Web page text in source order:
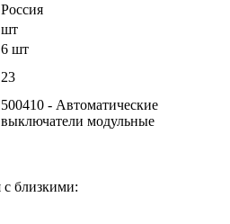
Россия
шт
6 шт
23
500410 - Автоматические
выключатели модульные
с близкими: